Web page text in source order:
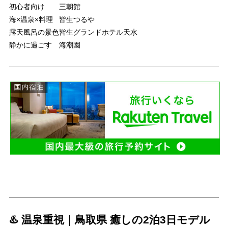
初心者向け
三朝館
海×温泉×料理
皆生つるや
露天風呂の景色皆生グランドホテル天水
静かに過ごす
海潮園
♨️ 温泉重視｜鳥取県 癒しの2泊3日モデル